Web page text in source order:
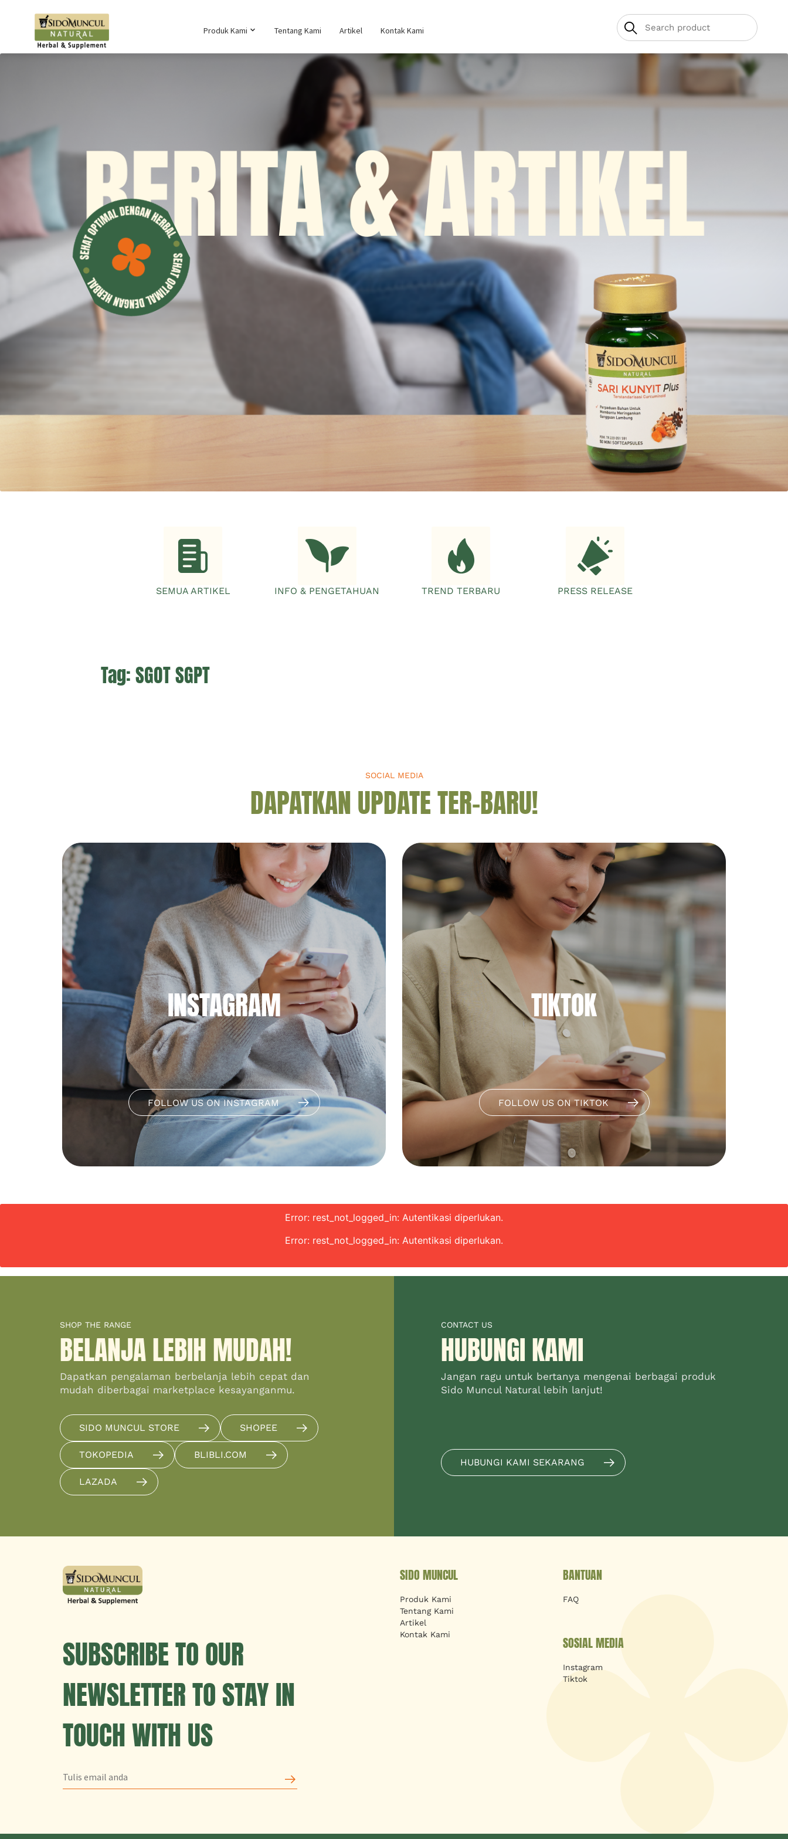
Produk Kami Tentang Kami Artikel Kontak Kami
SEMUA ARTIKEL INFO & PENGETAHUAN TREND TERBARU PRESS RELEASE
Tag:SGOT SGPT
SOCIAL MEDIA
DAPATKAN UPDATE TER-BARU!
INSTAGRAM
FOLLOW US ON INSTAGRAM
TIKTOK
FOLLOW US ON TIKTOK
Error: rest_not_logged_in: Autentikasi diperlukan.
Error: rest_not_logged_in: Autentikasi diperlukan.
SHOP THE RANGE
BELANJA LEBIH MUDAH!
Dapatkan pengalaman berbelanja lebih cepat dan
mudah diberbagai marketplace kesayanganmu.
SIDO MUNCUL STORE SHOPEE
TOKOPEDIA BLIBLI.COM
LAZADA
CONTACT US
HUBUNGI KAMI
Jangan ragu untuk bertanya mengenai berbagai produk
Sido Muncul Natural lebih lanjut!
HUBUNGI KAMI SEKARANG
SUBSCRIBE TO OUR
NEWSLETTER TO STAY IN
TOUCH WITH US
SIDO MUNCUL
Produk Kami
Tentang Kami
Artikel
Kontak Kami
BANTUAN
FAQ
SOSIAL MEDIA
Instagram
Tiktok